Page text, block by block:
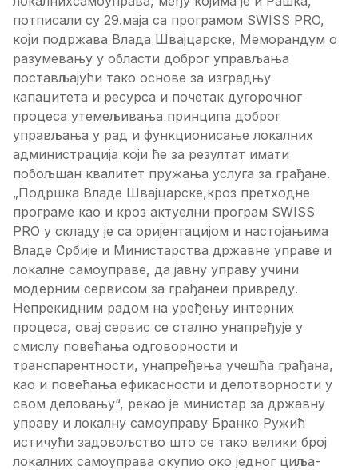
потписали су 29.маја са програмом SWISS PRO,
који подржава Влада Швајцарске, Меморандум о
разумевању у области доброг управљања
постављајући тако основе за изградњу
капацитета и ресурса и почетак дугорочног
процеса утемељивања принципа доброг
управљања у рад и функционисање локалних
администрација који ће за резултат имати
побољшан квалитет пружања услуга за грађане.
„Подршка Владе Швајцарске,кроз претходне
програме као и кроз актуелни програм SWISS
PRO у складу је са оријентацијом и настојањима
Владе Србије и Министарства државне управе и
локалне самоуправе, да јавну управу учини
модерним сервисом за грађанеи привреду.
Непрекидним радом на уређењу интерних
процеса, овај сервис се стално унапређује у
смислу повећања одговорности и
транспарентности, унапређења учешћа грађана,
као и повећања ефикасности и делотворности у
свом деловању“, рекао је министар за државну
управу и локалну самоуправу Бранко Ружић
истичући задовољство што се тако велики број
локалних самоуправа окупио око једног циља-